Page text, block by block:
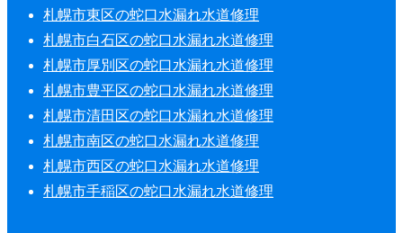
札幌市東区の蛇口水漏れ水道修理
札幌市白石区の蛇口水漏れ水道修理
札幌市厚別区の蛇口水漏れ水道修理
札幌市豊平区の蛇口水漏れ水道修理
札幌市清田区の蛇口水漏れ水道修理
札幌市南区の蛇口水漏れ水道修理
札幌市西区の蛇口水漏れ水道修理
札幌市手稲区の蛇口水漏れ水道修理